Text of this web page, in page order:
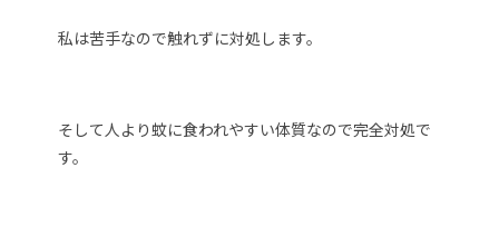
私は苦手なので触れずに対処します。
そして人より蚊に食われやすい体質なので完全対処で
す。